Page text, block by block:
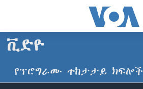
ማገናኛዎች
ዋናው
ይዘት
ዜና
ኢትዮጵያ
ኑሮ በጤንነት
ቪድዮ
የፕሮግራሙ ተከታታይ ክፍሎች